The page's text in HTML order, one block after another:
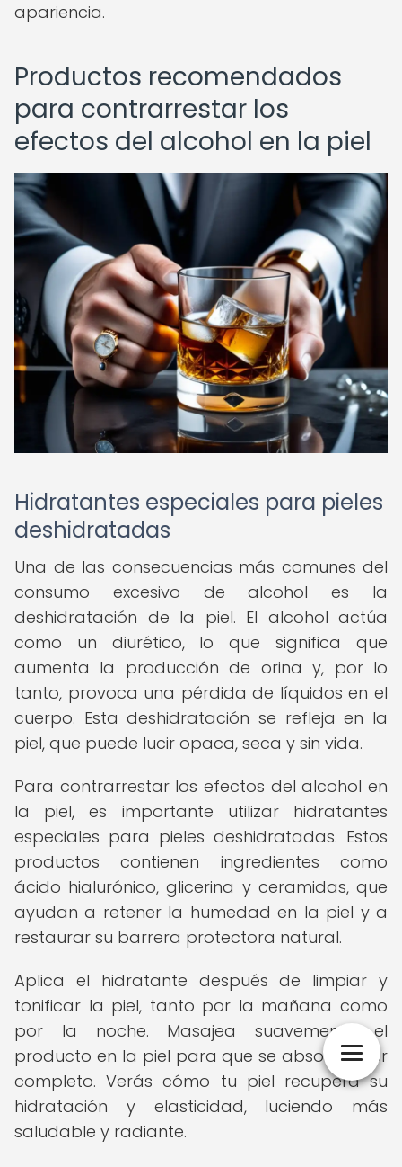
apariencia.
Productos recomendados
para contrarrestar los
efectos del alcohol en la piel
Hidratantes especiales para pieles
deshidratadas
Una de las consecuencias más comunes del
consumo excesivo de alcohol es la
deshidratación de la piel. El alcohol actúa
como un diurético, lo que significa que
aumenta la producción de orina y, por lo
tanto, provoca una pérdida de líquidos en el
cuerpo. Esta deshidratación se refleja en la
piel, que puede lucir opaca, seca y sin vida.
Para contrarrestar los efectos del alcohol en
la piel, es importante utilizar hidratantes
especiales para pieles deshidratadas. Estos
productos contienen ingredientes como
ácido hialurónico, glicerina y ceramidas, que
ayudan a retener la humedad en la piel y a
restaurar su barrera protectora natural.
Aplica el hidratante después de limpiar y
tonificar la piel, tanto por la mañana como
por la noche. Masajea suavemente el
producto en la piel para que se absorba por
completo. Verás cómo tu piel recupera su
hidratación y elasticidad, luciendo más
saludable y radiante.